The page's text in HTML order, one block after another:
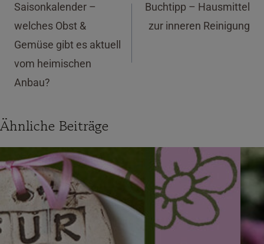
Saisonkalender –
welches Obst &
Gemüse gibt es aktuell
vom heimischen
Anbau?
Buchtipp – Hausmittel
zur inneren Reinigung
Ähnliche Beiträge